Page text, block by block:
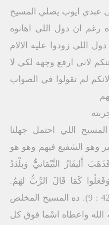
: 8 ). مين بقى عبدي ايوب يصلي المسيح
رغم ان دول اللي اهانوه
اللي زودوا عليه الالام
لاني ارفع وجهه لكي لا
لم تقولوا في الصواب
اللي احتمل جهلنا
وهو الشفيع فيهم وهو هو
أَليفَازُ التَّيْمَانيُّ وَبلْدَدُ
كَمَا قَالَ الرَّبُّ لهَمُ.
وَرَفَعَ الرَّبُّ وَجْهَ أَيُّوبَ" ( أي 42 : 9). ده المسيح المخلص
الله واعطاه اسْما فوق كل